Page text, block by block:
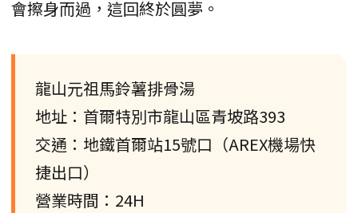
會擦身而過，這回終於圓夢。
龍山元祖馬鈴薯排骨湯
地址：首爾特別市龍山區青坡路393
交通：地鐵首爾站15號口（AREX機場快
捷出口）
營業時間：24H